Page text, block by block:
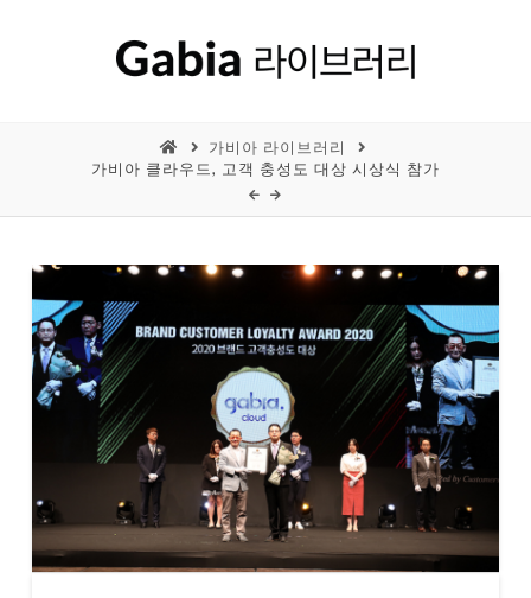
가비아 라이브러리
가비아 클라우드, 고객 충성도 대상 시상식 참가